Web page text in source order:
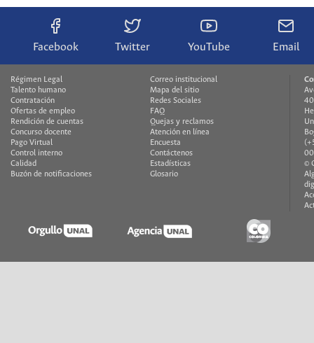
Facebook Twitter YouTube Email
Régimen Legal
Talento humano
Contratación
Ofertas de empleo
Rendición de cuentas
Concurso docente
Pago Virtual
Control interno
Calidad
Buzón de notificaciones
Correo institucional
Mapa del sitio
Redes Sociales
FAQ
Quejas y reclamos
Atención en línea
Encuesta
Contáctenos
Estadísticas
Glosario
©